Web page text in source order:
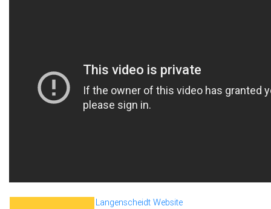
Langenscheidt Website